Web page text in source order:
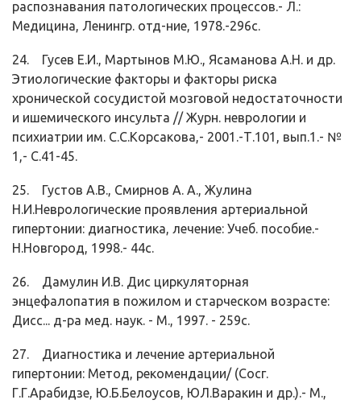
распознавания патологических процессов.- Л.:
Медицина, Ленингр. отд-ние, 1978.-296с.
24. Гусев Е.И., Мартынов М.Ю., Ясаманова А.Н. и др.
Этиологические факторы и факторы риска
хронической сосудистой мозговой недостаточности
и ишемического инсульта // Журн. неврологии и
психиатрии им. С.С.Корсакова,- 2001.-Т.101, вып.1.- №
1,- С.41-45.
25. Густов А.В., Смирнов А. А., Жулина
Н.И.Неврологические проявления артериальной
гипертонии: диагностика, лечение: Учеб. пособие.-
Н.Новгород, 1998.- 44с.
26. Дамулин И.В. Дис циркуляторная
энцефалопатия в пожилом и старческом возрасте:
Дисс... д-ра мед. наук. - М., 1997. - 259с.
27. Диагностика и лечение артериальной
гипертонии: Метод, рекомендации/ (Сосг.
Г.Г.Арабидзе, Ю.Б.Белоусов, ЮЛ.Варакин и др.).- М.,